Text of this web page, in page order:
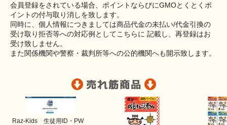
会員登録をされている場合、ポイントならびにGMOとくとくポ
イントの付与取り消しを致します。
同時に、個人情報につきましては商品代金の未払い/代金引換の
受け取り拒否等への対応例としてこちらに 記載し、再登録はお
受け致しません。
また関係機関や警察・裁判所等への公的機関へも開示致します。
Raz-Kids 生徒用ID・PW